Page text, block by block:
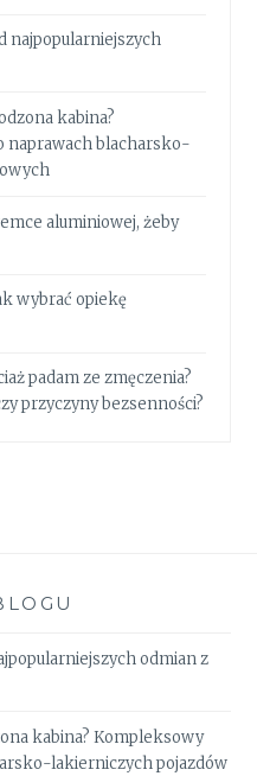
najpopularniejszych
kabina?
naprawach blacharsko-
aluminiowej, żeby
wybrać opiekę
padam ze zmęczenia?
przyczyny bezsenności?
odmian z
kabina? Kompleksowy
lakierniczych pojazdów